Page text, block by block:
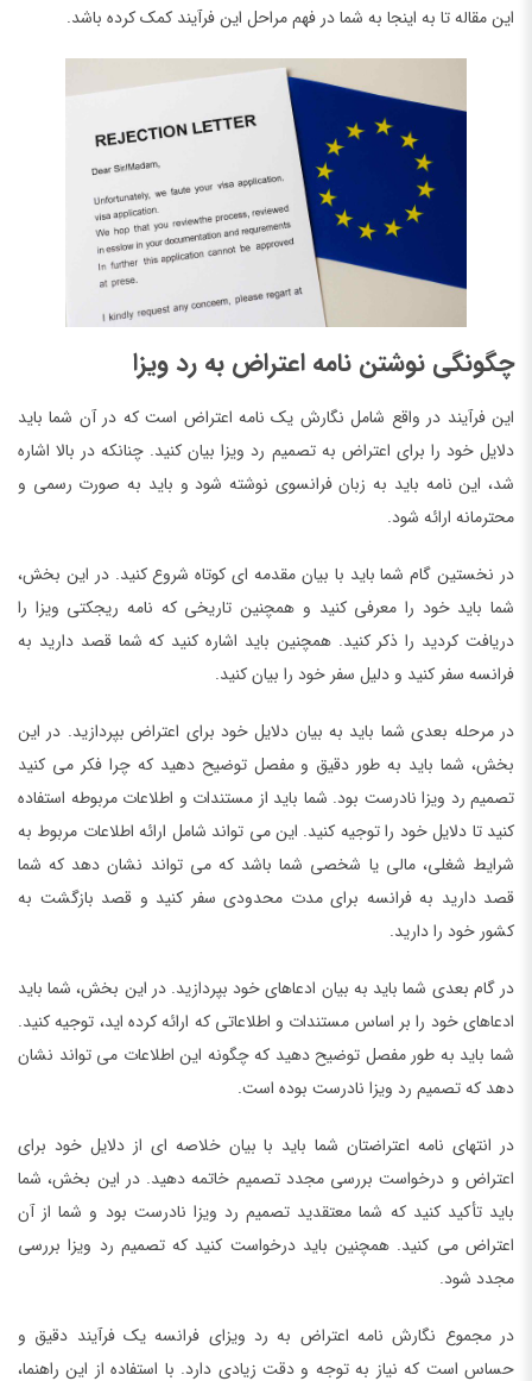
این مقاله تا به اینجا به شما در فهم مراحل این فرآیند کمک کرده باشد.
چگونگی نوشتن نامه اعتراض به رد ویزا
این فرآیند در واقع شامل نگارش یک نامه اعتراض است که در آن شما باید
دلایل خود را برای اعتراض به تصمیم رد ویزا بیان کنید. چنانکه در بالا اشاره
شد، این نامه باید به زبان فرانسوی نوشته شود و باید به صورت رسمی و
محترمانه ارائه شود.
در نخستین گام شما باید با بیان مقدمه ای کوتاه شروع کنید. در این بخش،
شما باید خود را معرفی کنید و همچنین تاریخی که نامه ریجکتی ویزا را
دریافت کردید را ذکر کنید. همچنین باید اشاره کنید که شما قصد دارید به
فرانسه سفر کنید و دلیل سفر خود را بیان کنید.
در مرحله بعدی شما باید به بیان دلایل خود برای اعتراض بپردازید. در این
بخش، شما باید به طور دقیق و مفصل توضیح دهید که چرا فکر می کنید
تصمیم رد ویزا نادرست بود. شما باید از مستندات و اطلاعات مربوطه استفاده
کنید تا دلایل خود را توجیه کنید. این می تواند شامل ارائه اطلاعات مربوط به
شرایط شغلی، مالی یا شخصی شما باشد که می تواند نشان دهد که شما
قصد دارید به فرانسه برای مدت محدودی سفر کنید و قصد بازگشت به
کشور خود را دارید.
در گام بعدی شما باید به بیان ادعاهای خود بپردازید. در این بخش، شما باید
ادعاهای خود را بر اساس مستندات و اطلاعاتی که ارائه کرده اید، توجیه کنید.
شما باید به طور مفصل توضیح دهید که چگونه این اطلاعات می تواند نشان
دهد که تصمیم رد ویزا نادرست بوده است.
در انتهای نامه اعتراضتان شما باید با بیان خلاصه ای از دلایل خود برای
اعتراض و درخواست بررسی مجدد تصمیم خاتمه دهید. در این بخش، شما
باید تأکید کنید که شما معتقدید تصمیم رد ویزا نادرست بود و شما از آن
اعتراض می کنید. همچنین باید درخواست کنید که تصمیم رد ویزا بررسی
مجدد شود.
در مجموع نگارش نامه اعتراض به رد ویزای فرانسه یک فرآیند دقیق و
حساس است که نیاز به توجه و دقت زیادی دارد. با استفاده از این راهنما،